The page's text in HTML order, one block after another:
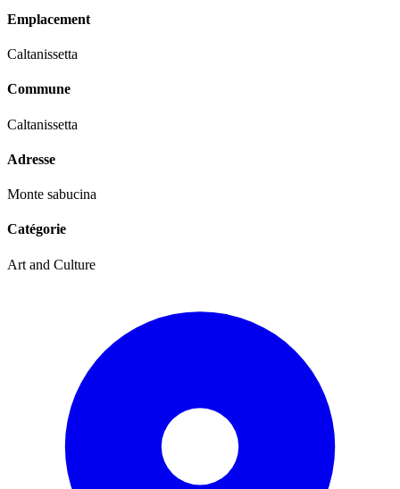
Emplacement
Caltanissetta
Commune
Caltanissetta
Adresse
Monte sabucina
Catégorie
Art and Culture